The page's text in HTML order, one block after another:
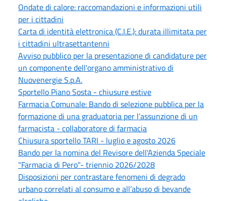
Ondate di calore: raccomandazioni e informazioni utili
per i cittadini
Carta di identità elettronica (C.I.E.): durata illimitata per
i cittadini ultrasettantenni
Avviso pubblico per la presentazione di candidature per
un componente dell'organo amministrativo di
Nuovenergie S.p.A.
Sportello Piano Sosta - chiusure estive
Farmacia Comunale: Bando di selezione pubblica per la
formazione di una graduatoria per l’assunzione di un
farmacista - collaboratore di farmacia
Chiusura sportello TARI - luglio e agosto 2026
Bando per la nomina del Revisore dell'Azienda Speciale
"Farmacia di Pero"- triennio 2026/2028
Disposizioni per contrastare fenomeni di degrado
urbano correlati al consumo e all’abuso di bevande